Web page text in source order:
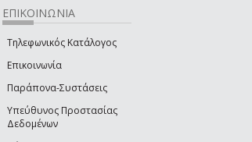
ΕΠΙΚΟΙΝΩΝΙΑ
Τηλεφωνικός Κατάλογος
Επικοινωνία
Παράπονα-Συστάσεις
Υπεύθυνος Προστασίας
Δεδομένων